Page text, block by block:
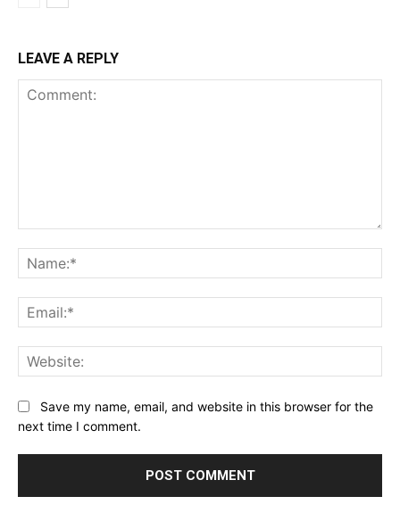
LEAVE A REPLY
Save my name, email, and website in this browser for the
next time I comment.